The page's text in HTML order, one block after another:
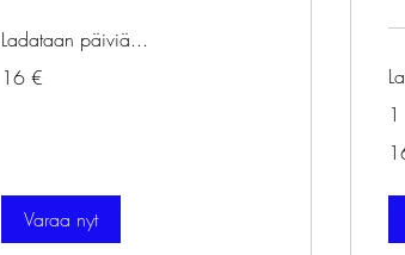
Ladataan päiviä...
euroa
16 €
Varaa nyt